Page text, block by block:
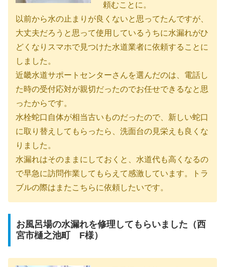
頼むことに。
以前から水の止まりが良くないと思ってたんですが、
大丈夫だろうと思って使用しているうちに水漏れがひ
どくなりスマホで見つけた水道業者に依頼することに
しました。
近畿水道サポートセンターさんを選んだのは、電話し
た時の受付応対が親切だったのでお任せできるなと思
ったからです。
水栓蛇口自体が相当古いものだったので、新しい蛇口
に取り替えしてもらったら、洗面台の見栄えも良くな
りました。
水漏れはそのままにしておくと、水道代も高くなるの
で早急に訪問作業してもらえて感激しています。トラ
ブルの際はまたこちらに依頼したいです。
お風呂場の水漏れを修理してもらいました（西
宮市樋之池町 F様）